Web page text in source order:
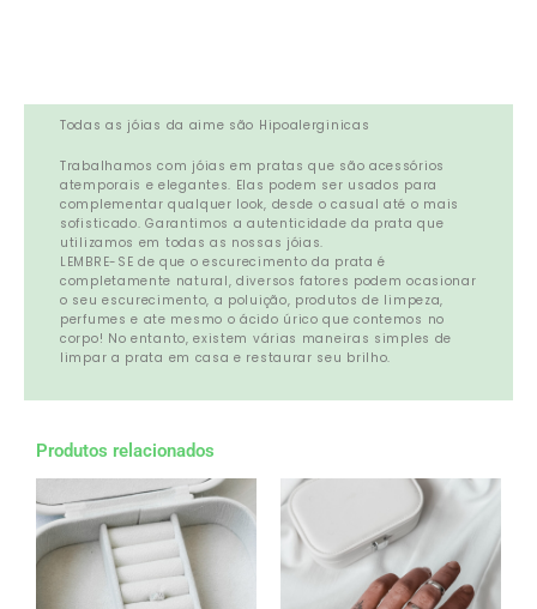
Todas as jóias da aime são Hipoalerginicas
Trabalhamos com jóias em pratas que são acessórios
atemporais e elegantes. Elas podem ser usados para
complementar qualquer look, desde o casual até o mais
sofisticado. Garantimos a autenticidade da prata que
utilizamos em todas as nossas jóias.
LEMBRE-SE de que o escurecimento da prata é
completamente natural, diversos fatores podem ocasionar
o seu escurecimento, a poluição, produtos de limpeza,
perfumes e ate mesmo o ácido úrico que contemos no
corpo! No entanto, existem várias maneiras simples de
limpar a prata em casa e restaurar seu brilho.
Produtos relacionados